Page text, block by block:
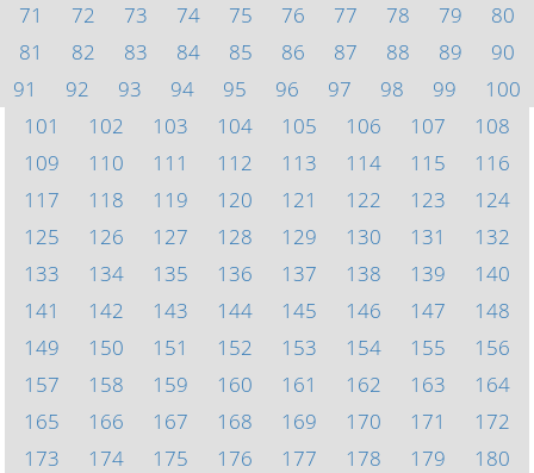
71
72 73 74 75 76 77 78 79
80
81
82 83 84 85 86 87 88 89
90
91
92 93 94 95 96 97 98 99
100
101
102 103 104 105 106 107
108
109
110 111 112 113 114 115
116
117
118 119 120 121 122 123
124
125
126 127 128 129 130 131
132
133
134 135 136 137 138 139
140
141
142 143 144 145 146 147
148
149
150 151 152 153 154 155
156
157
158 159 160 161 162 163
164
165
166 167 168 169 170 171
172
173
174 175 176 177 178 179
180